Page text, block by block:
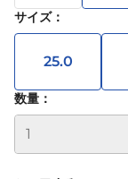
サイズ：
25.0
数量：